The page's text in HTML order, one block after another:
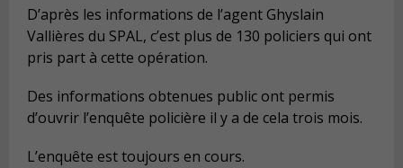
D’après les informations de l’agent Ghyslain
Vallières du SPAL, c’est plus de 130 policiers qui ont
pris part à cette opération.
Des informations obtenues public ont permis
d’ouvrir l’enquête policière il y a de cela trois mois.
L’enquête est toujours en cours.